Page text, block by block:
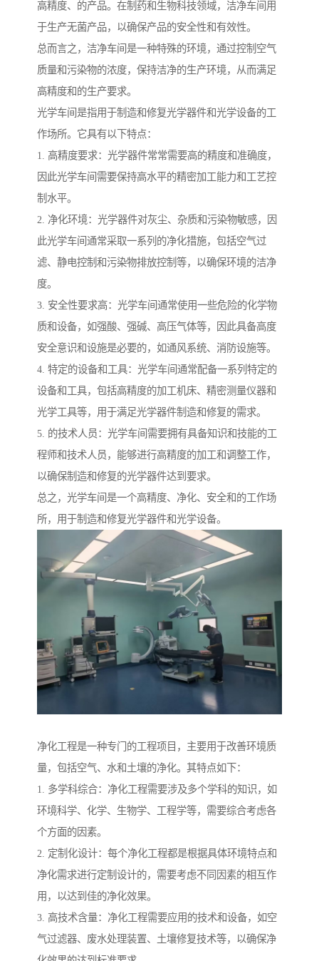
高精度、的产品。在制药和生物科技领域，洁净车间用
于生产无菌产品，以确保产品的安全性和有效性。
总而言之，洁净车间是一种特殊的环境，通过控制空气
质量和污染物的浓度，保持洁净的生产环境，从而满足
高精度和的生产要求。
光学车间是指用于制造和修复光学器件和光学设备的工
作场所。它具有以下特点：
1. 高精度要求：光学器件常常需要高的精度和准确度，
因此光学车间需要保持高水平的精密加工能力和工艺控
制水平。
2. 净化环境：光学器件对灰尘、杂质和污染物敏感，因
此光学车间通常采取一系列的净化措施，包括空气过
滤、静电控制和污染物排放控制等，以确保环境的洁净
度。
3. 安全性要求高：光学车间通常使用一些危险的化学物
质和设备，如强酸、强碱、高压气体等，因此具备高度
安全意识和设施是必要的，如通风系统、消防设施等。
4. 特定的设备和工具：光学车间通常配备一系列特定的
设备和工具，包括高精度的加工机床、精密测量仪器和
光学工具等，用于满足光学器件制造和修复的需求。
5. 的技术人员：光学车间需要拥有具备知识和技能的工
程师和技术人员，能够进行高精度的加工和调整工作，
以确保制造和修复的光学器件达到要求。
总之，光学车间是一个高精度、净化、安全和的工作场
所，用于制造和修复光学器件和光学设备。
净化工程是一种专门的工程项目，主要用于改善环境质
量，包括空气、水和土壤的净化。其特点如下：
1. 多学科综合：净化工程需要涉及多个学科的知识，如
环境科学、化学、生物学、工程学等，需要综合考虑各
个方面的因素。
2. 定制化设计：每个净化工程都是根据具体环境特点和
净化需求进行定制设计的，需要考虑不同因素的相互作
用，以达到佳的净化效果。
3. 高技术含量：净化工程需要应用的技术和设备，如空
气过滤器、废水处理装置、土壤修复技术等，以确保净